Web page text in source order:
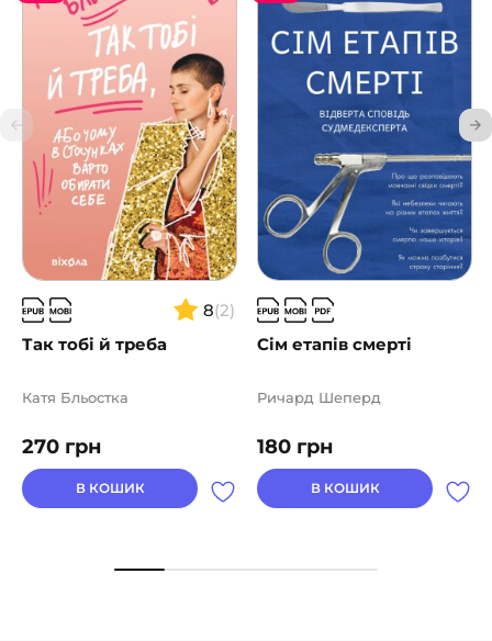
8(2)
Так тобі й треба
270 грн
Катя Бльостка
В КОШИК
Сім етапів смерті
180 грн
Ричард Шеперд
В КОШИК